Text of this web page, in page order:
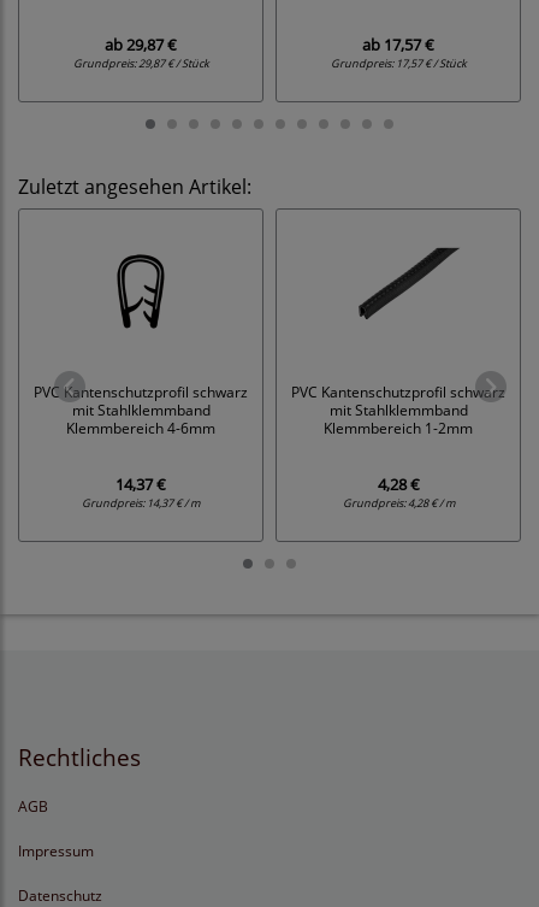
ab29,87 €
Grundpreis:29,87 € / Stück
ab 17,57 €
Grundpreis: 17,57 € / Stück
Zuletzt angesehen Artikel:
PVC Kantenschutzprofil schwarz
mit Stahlklemmband
Klemmbereich 4-6mm
14,37 €
Grundpreis: 14,37 € / m
PVC Kantenschutzprofil schwarz
mit Stahlklemmband
Klemmbereich 1-2mm
4,28 €
Grundpreis:4,28 € / m
Rechtliches
AGB
Impressum
Datenschutz